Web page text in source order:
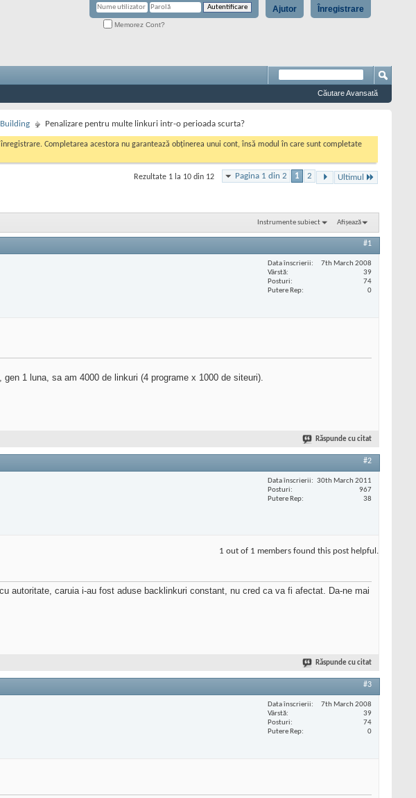
Înregistrare
Ajutor
Memorez Cont?
Căutare Avansată
Penalizare pentru multe linkuri intr-o perioada scurta?
Completarea acestora nu garantează obținerea unui cont, însă modul în care sunt completate
Pagina 1 din 2 1 2 Ultimul
Rezultate 1 la 10 din 12
Instrumente subiect Afișează
#1
Data înscrierii
7th March 2008
Vârstă
39
Posturi
74
Putere Rep
0
1 luna, sa am 4000 de linkuri (4 programe x 1000 de siteuri).
Răspunde cu citat
#2
Data înscrierii
30th March 2011
Posturi
967
Putere Rep
38
1 out of 1 members found this post helpful.
autoritate, caruia i-au fost aduse backlinkuri constant, nu cred ca va fi afectat. Da-ne mai
Răspunde cu citat
#3
Data înscrierii
7th March 2008
Vârstă
39
Posturi
74
Putere Rep
0